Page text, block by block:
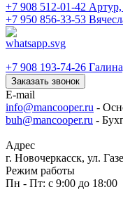
+7 908 512-01-42
+7 950 856-33-53
+7 908 193-74-26
Заказать звонок
E-mail
info@mancooper.ru -
buh@mancooper.ru -
Адрес
г. Новочеркасск, ул.
Режим работы
Пн - Пт: с 9:00 до 18:00